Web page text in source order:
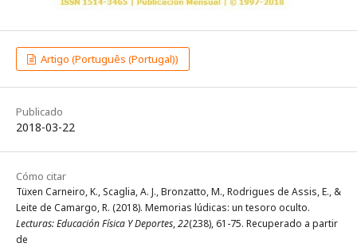
Artigo (Português (Portugal))
Publicado
2018-03-22
Cómo citar
Tüxen Carneiro, K., Scaglia, A. J., Bronzatto, M., Rodrigues de Assis, E., &
Leite de Camargo, R. (2018). Memorias lúdicas: un tesoro oculto.
Lecturas: Educación Física Y Deportes,22(238), 61-75. Recuperado a partir
de